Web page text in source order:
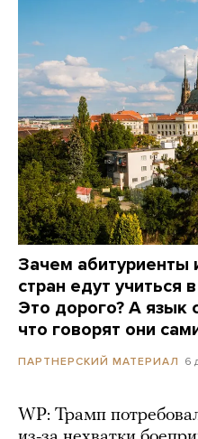
Зачем абитуриенты
стран едут учиться
Это дорого? А язык
что говорят они
ПАРТНЕРСКИЙ МАТЕРИАЛ 6
WP: Трамп